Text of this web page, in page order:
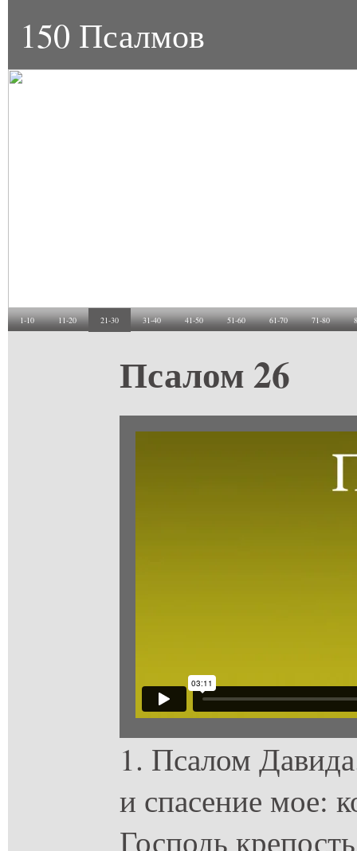
150 Псалмов
1-10 11-20 21-30 31-40 41-50 51-60 61-70 71-80
Псалом 26
1. Псалом
и спасение мое:
Господь